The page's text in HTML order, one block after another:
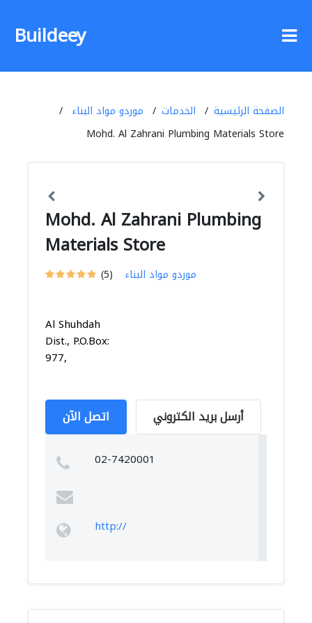
Buildeey
الصفحة الرئيسية الخدمات
موردو مواد البناء
Mohd. Al Zahrani Plumbing Materials Store
Mohd. Al Zahrani Plumbing
Materials Store
(5) موردو مواد البناء
Al Shuhdah
Dist., P.O.Box:
977,
اتصل الآن أرسل بريد الكتروني
02-7420001
http://